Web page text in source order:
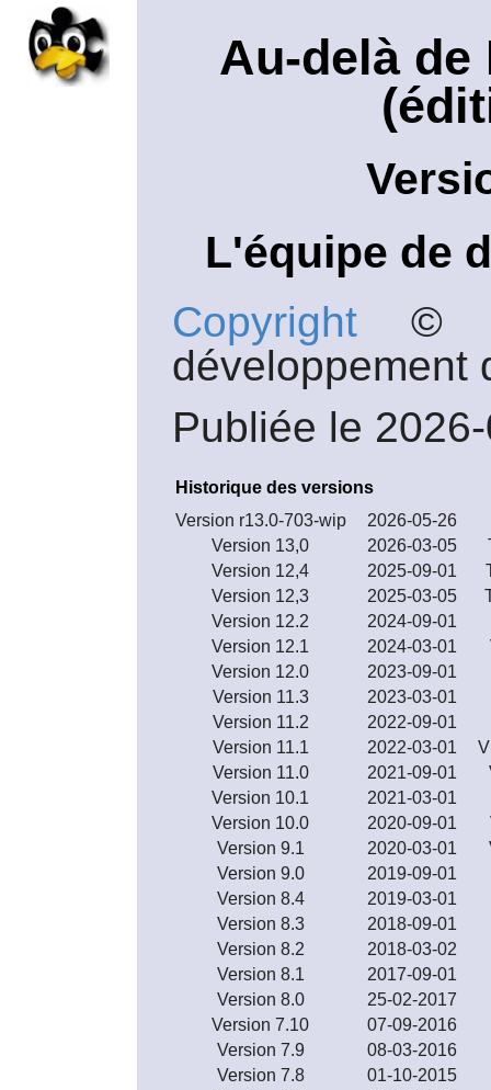
Au-delà de
L'équipe de
Copyright©
développement
Publiée le
Historique des versions
Version r13.0-703-wip
2026-05-26
Version 13,0
2026-03-05
Version 12,4
2025-09-01
Version 12,3
2025-03-05
Version 12.2
2024-09-01
Version 12.1
2024-03-01
Version 12.0
2023-09-01
Version 11.3
2023-03-01
Version 11.2
2022-09-01
Version 11.1
2022-03-01
Version 11.0
2021-09-01
Version 10.1
2021-03-01
Version 10.0
2020-09-01
Version 9.1
2020-03-01
Version 9.0
2019-09-01
Version 8.4
2019-03-01
Version 8.3
2018-09-01
Version 8.2
2018-03-02
Version 8.1
2017-09-01
Version 8.0
25-02-2017
Version 7.10
07-09-2016
Version 7.9
08-03-2016
Version 7.8
01-10-2015